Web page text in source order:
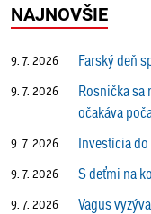
NAJNOVŠIE
9. 7. 2026 Farský deň
9. 7. 2026
Rosnička sa
očakáva
9. 7. 2026 Investícia
9. 7. 2026 S deťmi na
9. 7. 2026 Vagus